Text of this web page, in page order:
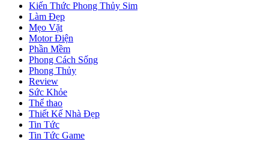
Kiến Thức Phong Thủy Sim
Làm Đẹp
Mẹo Vặt
Motor Điện
Phần Mềm
Phong Cách Sống
Phong Thủy
Review
Sức Khỏe
Thể thao
Thiết Kế Nhà Đẹp
Tin Tức
Tin Tức Game